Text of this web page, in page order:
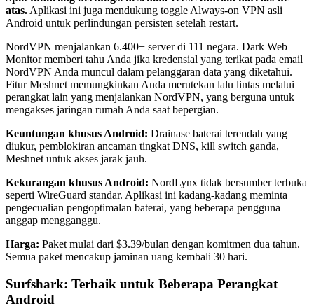
atas. Aplikasi ini juga mendukung toggle Always-on VPN asli
Android untuk perlindungan persisten setelah restart.
NordVPN menjalankan 6.400+ server di 111 negara. Dark Web
Monitor memberi tahu Anda jika kredensial yang terikat pada email
NordVPN Anda muncul dalam pelanggaran data yang diketahui.
Fitur Meshnet memungkinkan Anda merutekan lalu lintas melalui
perangkat lain yang menjalankan NordVPN, yang berguna untuk
mengakses jaringan rumah Anda saat bepergian.
Keuntungan khusus Android: Drainase baterai terendah yang
diukur, pemblokiran ancaman tingkat DNS, kill switch ganda,
Meshnet untuk akses jarak jauh.
Kekurangan khusus Android: NordLynx tidak bersumber terbuka
seperti WireGuard standar. Aplikasi ini kadang-kadang meminta
pengecualian pengoptimalan baterai, yang beberapa pengguna
anggap mengganggu.
Harga: Paket mulai dari $3.39/bulan dengan komitmen dua tahun.
Semua paket mencakup jaminan uang kembali 30 hari.
Surfshark: Terbaik untuk Beberapa Perangkat
Android